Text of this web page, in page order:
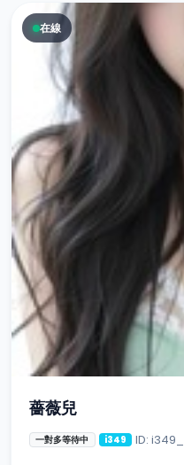
在線
薔薇兒
一對多等待中 i349 ID: